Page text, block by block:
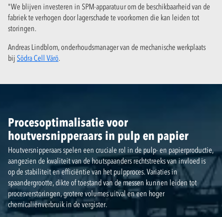
"We blijven investeren in SPM-apparatuur om de beschikbaarheid van de
fabriek te verhogen door lagerschade te voorkomen die kan leiden tot
storingen.
Andreas Lindblom, onderhoudsmanager van de mechanische werkplaats
bij Södra Cell Värö.
Procesoptimalisatie voor
houtversnipperaars in pulp en papier
Houtversnipperaars spelen een cruciale rol in de pulp- en papierproductie,
aangezien de kwaliteit van de houtspaanders rechtstreeks van invloed is
op de stabiliteit en efficiëntie van het pulpproces. Variaties in
spaandergrootte, dikte of toestand van de messen kunnen leiden tot
procesverstoringen, grotere volumes uitval en een hoger
chemicaliënverbruik in de vergister.